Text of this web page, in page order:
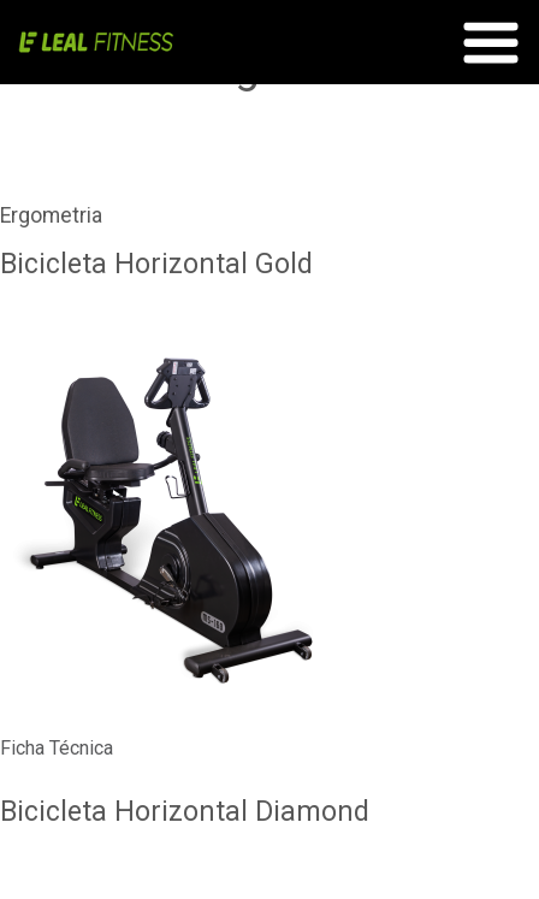
Produtos Ergometria
Ergometria
Bicicleta Horizontal Gold
Ficha Técnica
Bicicleta Horizontal Diamond